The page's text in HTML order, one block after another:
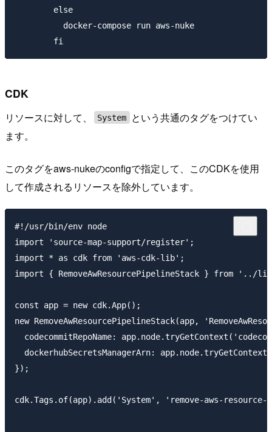
        else
          docker-compose run aws-nuke
CDK
リソースに対して、 System
という共通のタグをつけてい
ます。
このタグをaws-nukeのconfigで指定して、このCDKを使用
して作成されるリソースを除外しています。
#!/usr/bin/env node
import 'source-map-support/register';
import * as cdk from 'aws-cdk-lib';
import { RemoveAwResourcePipelineStack } from '../
const app = new cdk.App();
new RemoveAwResourcePipelineStack(app,
codecommitRepoName:
dockerhubSecretsManagerArn:
});
cdk.Tags.of(app).add('System', 'remove-aws-